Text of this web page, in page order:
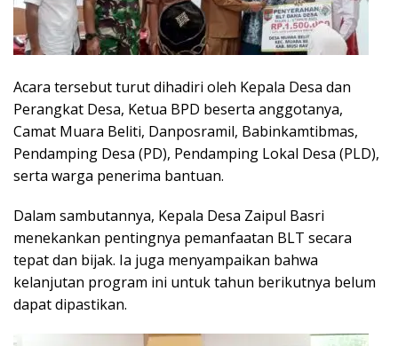
Acara tersebut turut dihadiri oleh Kepala Desa dan
Perangkat Desa, Ketua BPD beserta anggotanya,
Camat Muara Beliti, Danposramil, Babinkamtibmas,
Pendamping Desa (PD), Pendamping Lokal Desa (PLD),
serta warga penerima bantuan.
Dalam sambutannya, Kepala Desa Zaipul Basri
menekankan pentingnya pemanfaatan BLT secara
tepat dan bijak. Ia juga menyampaikan bahwa
kelanjutan program ini untuk tahun berikutnya belum
dapat dipastikan.